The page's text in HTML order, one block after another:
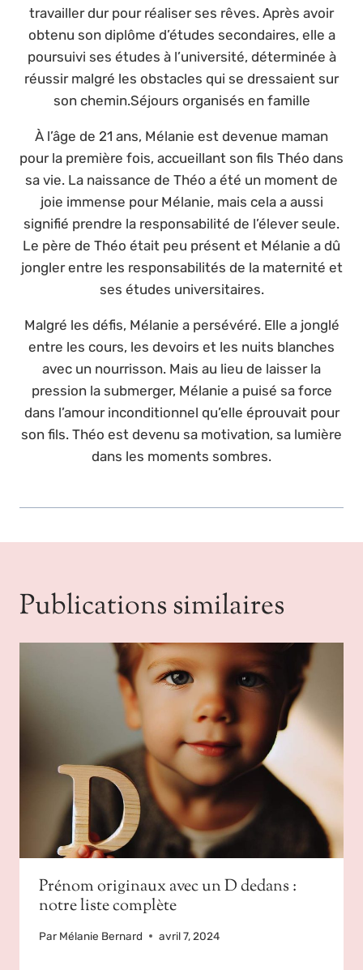
travailler dur pour réaliser ses rêves. Après avoir
obtenu son diplôme d’études secondaires, elle a
poursuivi ses études à l’université, déterminée à
réussir malgré les obstacles qui se dressaient sur
son chemin.Séjours organisés en famille
À l’âge de 21 ans, Mélanie est devenue maman
pour la première fois, accueillant son fils Théo dans
sa vie. La naissance de Théo a été un moment de
joie immense pour Mélanie, mais cela a aussi
signifié prendre la responsabilité de l’élever seule.
Le père de Théo était peu présent et Mélanie a dû
jongler entre les responsabilités de la maternité et
ses études universitaires.
Malgré les défis, Mélanie a persévéré. Elle a jonglé
entre les cours, les devoirs et les nuits blanches
avec un nourrisson. Mais au lieu de laisser la
pression la submerger, Mélanie a puisé sa force
dans l’amour inconditionnel qu’elle éprouvait pour
son fils. Théo est devenu sa motivation, sa lumière
dans les moments sombres.
Publications similaires
Prénom originaux avec un D dedans :
notre liste complète
Par Mélanie Bernard avril 7, 2024